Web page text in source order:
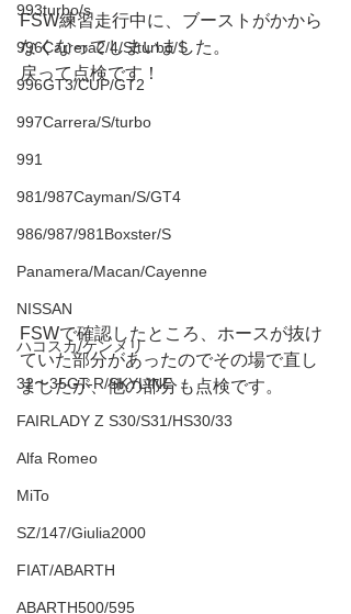
993turbo/s
996Carrera2/4/S/turbo/S
996GT3/CUP/GT2
997Carrera/S/turbo
991
981/987Cayman/S/GT4
986/987/981Boxster/S
Panamera/Macan/Cayenne
NISSAN
ハコスカ/ケンメリ
32〜35GT-R/SKYLINE
FAIRLADY Z S30/S31/HS30/33
Alfa Romeo
MiTo
SZ/147/Giulia2000
FIAT/ABARTH
ABARTH500/595
FSW練習走行中に、ブーストがかから
なくなってしまいました。
戻って点検です！
FSWで確認したところ、ホースが抜け
ていた部分があったのでその場で直し
ましたが、他の部分も点検です。